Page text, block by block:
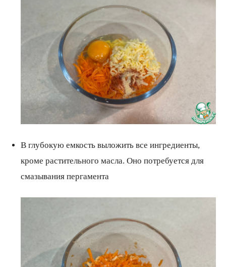
В глубокую емкость выложить все ингредиенты,
кроме растительного масла. Оно потребуется для
смазывания пергамента